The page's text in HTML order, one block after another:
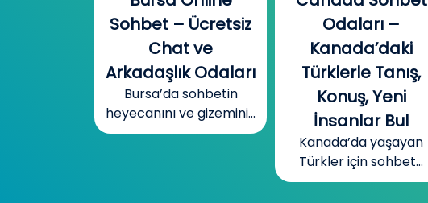
Sohbet – Ücretsiz
Chat ve
Arkadaşlık Odaları
Bursa’da sohbetin
heyecanını ve gizemini...
Odaları –
Kanada’daki
Türklerle Tanış,
Konuş, Yeni
İnsanlar Bul
Kanada’da yaşayan
Türkler için sohbet...